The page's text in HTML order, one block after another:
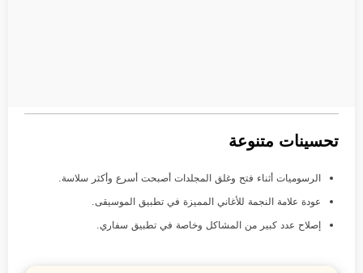
تحسينات متنوعة
الرسوميات أثناء فتح وغلق المجلدات أصبحت أسرع وأكثر سلاسة.
عودة علامة النجمة للأغاني المميزة في تطبيق الموسيقى.
إصلاح عدد كبير من المشاكل وخاصة في تطبيق سفاري.